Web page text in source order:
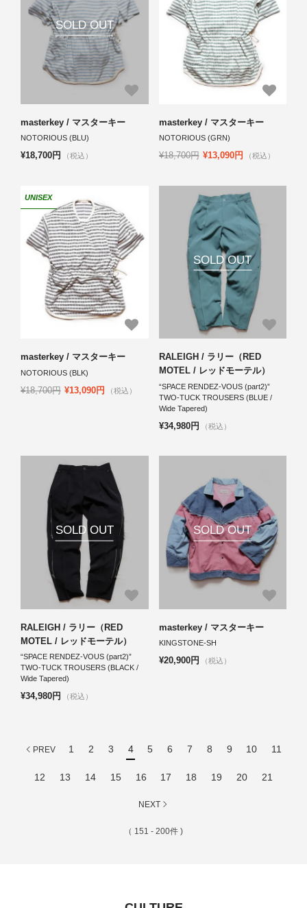
SOLD OUT
masterkey / マスターキー
NOTORIOUS (BLU)
¥18,700円 （税込）
masterkey / マスターキー
NOTORIOUS (GRN)
¥18,700円 ¥13,090円 （税込）
UNISEX
masterkey / マスターキー
NOTORIOUS (BLK)
¥18,700円 ¥13,090円 （税込）
SOLD OUT
RALEIGH / ラリー（RED
MOTEL / レッドモーテル）
“SPACE RENDEZ-VOUS (part2)”
TWO-TUCK TROUSERS (BLUE /
Wide Tapered)
¥34,980円 （税込）
SOLD OUT
RALEIGH / ラリー（RED
MOTEL / レッドモーテル）
“SPACE RENDEZ-VOUS (part2)”
TWO-TUCK TROUSERS (BLACK /
Wide Tapered)
¥34,980円 （税込）
SOLD OUT
masterkey / マスターキー
KINGSTONE-SH
¥20,900円 （税込）
PREV 1 2 3 4 5 6 7 8 9 10 11
12 13 14 15 16 17 18 19 20 21
NEXT
（ 151 - 200件 )